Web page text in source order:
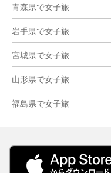
青森県で女子旅
岩手県で女子旅
宮城県で女子旅
山形県で女子旅
福島県で女子旅